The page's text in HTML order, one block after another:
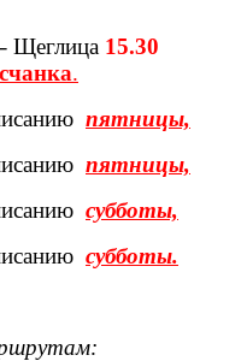
Щеглица 15.30
.
пятницы,
пятницы,
субботы,
субботы.